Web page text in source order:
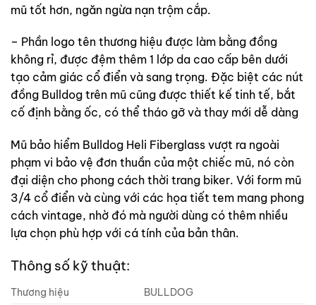
mũ tốt hơn, ngăn ngừa nạn trộm cắp.
– Phần logo tên thương hiệu được làm bằng đồng
không rỉ, được đệm thêm 1 lớp da cao cấp bên dưới
tạo cảm giác cổ điển và sang trọng. Đặc biệt các nút
đồng Bulldog trên mũ cũng được thiết kế tinh tế, bắt
cố định bằng ốc, có thể tháo gỡ và thay mới dễ dàng
Mũ bảo hiểm Bulldog Heli Fiberglass vượt ra ngoài
phạm vi bảo vệ đơn thuần của một chiếc mũ, nó còn
đại diện cho phong cách thời trang biker. Với form mũ
3/4 cổ điển và cùng với các họa tiết tem mang phong
cách vintage, nhờ đó mà người dùng có thêm nhiều
lựa chọn phù hợp với cá tính của bản thân.
Thông số kỹ thuật:
Thương hiệu
BULLDOG